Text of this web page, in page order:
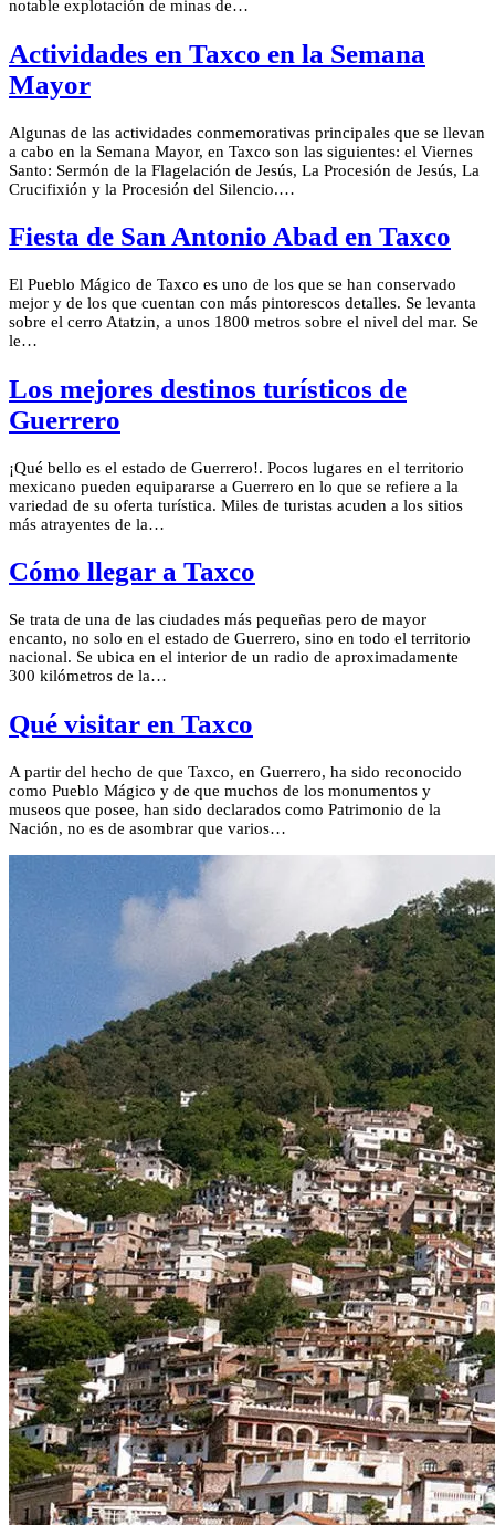
notable explotación de minas de…
Actividades en Taxco en la Semana
Mayor
Algunas de las actividades conmemorativas principales que se llevan
a cabo en la Semana Mayor, en Taxco son las siguientes: el Viernes
Santo: Sermón de la Flagelación de Jesús, La Procesión de Jesús, La
Crucifixión y la Procesión del Silencio.…
Fiesta de San Antonio Abad en Taxco
El Pueblo Mágico de Taxco es uno de los que se han conservado
mejor y de los que cuentan con más pintorescos detalles. Se levanta
sobre el cerro Atatzin, a unos 1800 metros sobre el nivel del mar. Se
le…
Los mejores destinos turísticos de
Guerrero
¡Qué bello es el estado de Guerrero!. Pocos lugares en el territorio
mexicano pueden equipararse a Guerrero en lo que se refiere a la
variedad de su oferta turística. Miles de turistas acuden a los sitios
más atrayentes de la…
Cómo llegar a Taxco
Se trata de una de las ciudades más pequeñas pero de mayor
encanto, no solo en el estado de Guerrero, sino en todo el territorio
nacional. Se ubica en el interior de un radio de aproximadamente
300 kilómetros de la…
Qué visitar en Taxco
A partir del hecho de que Taxco, en Guerrero, ha sido reconocido
como Pueblo Mágico y de que muchos de los monumentos y
museos que posee, han sido declarados como Patrimonio de la
Nación, no es de asombrar que varios…